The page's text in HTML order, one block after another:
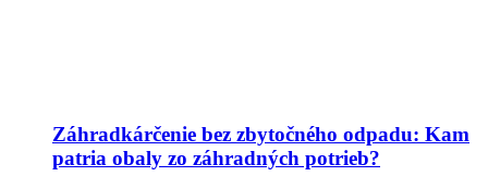
Záhradkárčenie bez zbytočného odpadu: Kam
patria obaly zo záhradných potrieb?